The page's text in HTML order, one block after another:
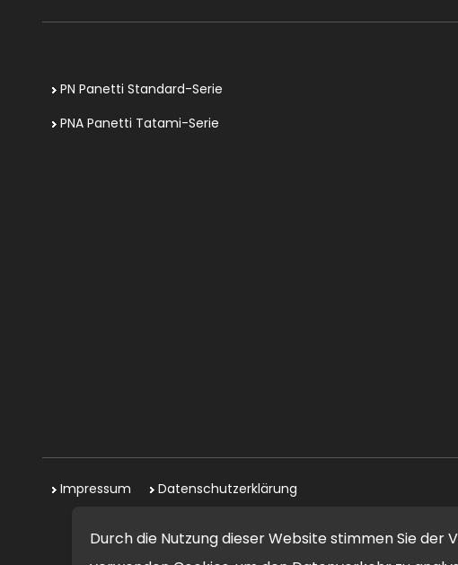
PN Panetti Standard-Serie
PNA Panetti Tatami-Serie
Impressum Datenschutzerklärung
Durch die Nutzung dieser Website stimmen Sie der